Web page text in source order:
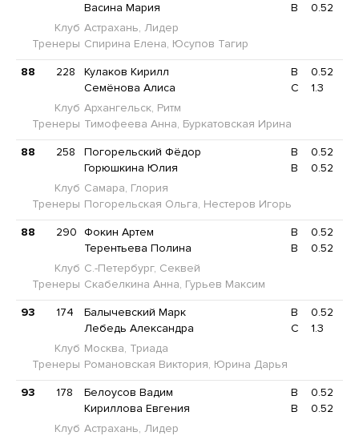
Васина Мария
B
0.52
Клуб Астрахань, Лидер
Тренеры Спирина Елена, Юсупов Тагир
88 228 Кулаков Кирилл B
0.52
Семёнова Алиса
C
1.3
Клуб Архангельск, Ритм
Тренеры Тимофеева Анна, Буркатовская Ирина
88 258 Погорельский Фёдор B
0.52
Горюшкина Юлия
B
0.52
Клуб Самара, Глория
Тренеры Погорельская Ольга, Нестеров Игорь
88 290 Фокин Артем B
0.52
Терентьева Полина
B
0.52
Клуб С.-Петербург, Секвей
Тренеры Скабелкина Анна, Гурьев Максим
93 174 Балычевский Марк B
0.52
Лебедь Александра
C
1.3
Клуб Москва, Триада
Тренеры Романовская Виктория, Юрина Дарья
93 178 Белоусов Вадим B
0.52
Кириллова Евгения
B
0.52
Клуб Астрахань, Лидер